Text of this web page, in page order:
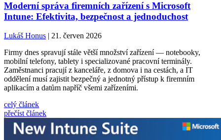
Moderní správa firemních zařízení s Microsoft
Intune: Efektivita, bezpečnost a jednoduchost
Lukáš Honus | 21. červen 2026
Firmy dnes spravují stále větší množství zařízení — notebooky,
mobilní telefony, tablety i specializované pracovní terminály.
Zaměstnanci pracují z kanceláře, z domova i na cestách, a IT
oddělení musí zajistit bezpečný a jednotný přístup k firemním
aplikacím a datům napříč všemi zařízeními.
celý článek
přečíst článek